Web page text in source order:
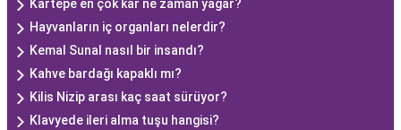
Kartepe en çok kar ne zaman yağar?
Hayvanların iç organları nelerdir?
Kemal Sunal nasıl bir insandı?
Kahve bardağı kapaklı mı?
Kilis Nizip arası kaç saat sürüyor?
Klavyede ileri alma tuşu hangisi?